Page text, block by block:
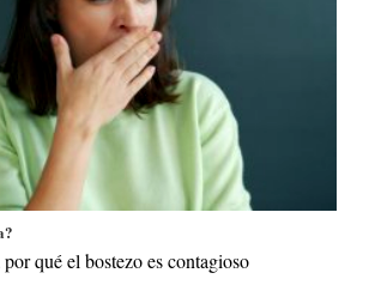
qué el bostezo es contagioso